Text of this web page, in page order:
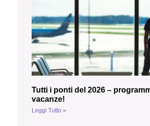
Tutti i ponti del 2026 –
vacanze!
Leggi Tutto »